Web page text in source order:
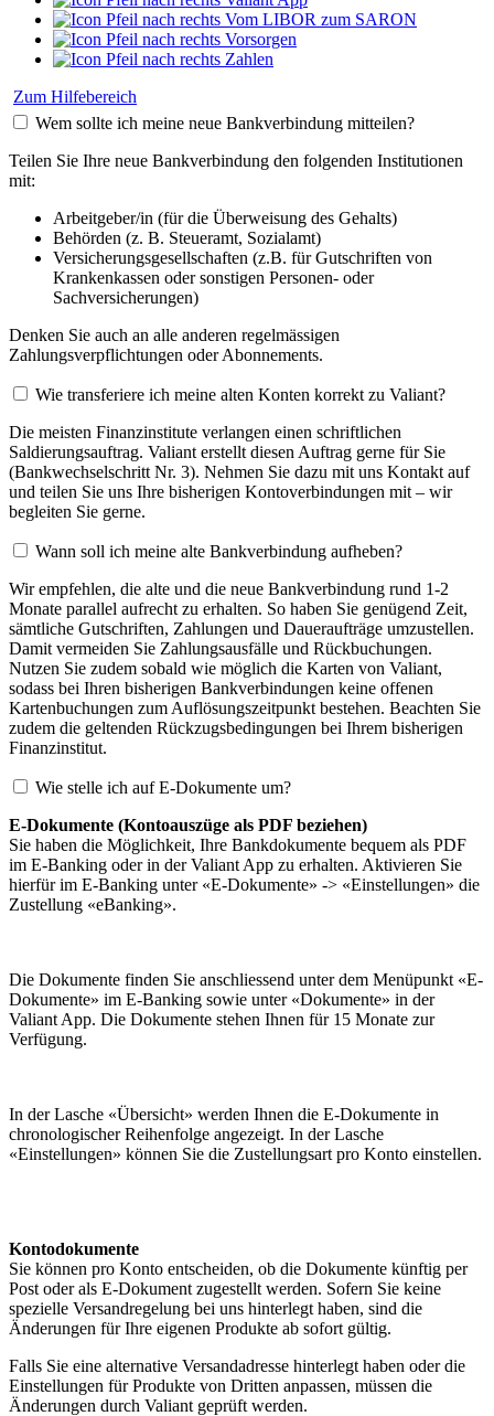
Vom LIBOR zum SARON
Vorsorgen
Zahlen
Zum Hilfebereich
Wem sollte ich meine neue Bankverbindung mitteilen?
Teilen Sie Ihre neue Bankverbindung den folgenden Institutionen
mit:
Arbeitgeber/in (für die Überweisung des Gehalts)
Behörden (z. B. Steueramt, Sozialamt)
Versicherungsgesellschaften (z.B. für Gutschriften von
Krankenkassen oder sonstigen Personen- oder
Sachversicherungen)
Denken Sie auch an alle anderen regelmässigen
Zahlungsverpflichtungen oder Abonnements.
Wie transferiere ich meine alten Konten korrekt zu Valiant?
Die meisten Finanzinstitute verlangen einen schriftlichen
Saldierungsauftrag. Valiant erstellt diesen Auftrag gerne für Sie
(Bankwechselschritt Nr. 3). Nehmen Sie dazu mit uns Kontakt auf
und teilen Sie uns Ihre bisherigen Kontoverbindungen mit – wir
begleiten Sie gerne.
Wann soll ich meine alte Bankverbindung aufheben?
Wir empfehlen, die alte und die neue Bankverbindung rund 1-2
Monate parallel aufrecht zu erhalten. So haben Sie genügend Zeit,
sämtliche Gutschriften, Zahlungen und Daueraufträge umzustellen.
Damit vermeiden Sie Zahlungsausfälle und Rückbuchungen.
Nutzen Sie zudem sobald wie möglich die Karten von Valiant,
sodass bei Ihren bisherigen Bankverbindungen keine offenen
Kartenbuchungen zum Auflösungszeitpunkt bestehen. Beachten Sie
zudem die geltenden Rückzugsbedingungen bei Ihrem bisherigen
Finanzinstitut.
Wie stelle ich auf E-Dokumente um?
E-Dokumente (Kontoauszüge als PDF beziehen)
Sie haben die Möglichkeit, Ihre Bankdokumente bequem als PDF
im E-Banking oder in der Valiant App zu erhalten. Aktivieren Sie
hierfür im E-Banking unter «E-Dokumente» -> «Einstellungen» die
Zustellung «eBanking».
Die Dokumente finden Sie anschliessend unter dem Menüpunkt «E-
Dokumente» im E-Banking sowie unter «Dokumente» in der
Valiant App. Die Dokumente stehen Ihnen für 15 Monate zur
Verfügung.
In der Lasche «Übersicht» werden Ihnen die E-Dokumente in
chronologischer Reihenfolge angezeigt. In der Lasche
«Einstellungen» können Sie die Zustellungsart pro Konto einstellen.
Kontodokumente
Sie können pro Konto entscheiden, ob die Dokumente künftig per
Post oder als E-Dokument zugestellt werden. Sofern Sie keine
spezielle Versandregelung bei uns hinterlegt haben, sind die
Änderungen für Ihre eigenen Produkte ab sofort gültig.
Falls Sie eine alternative Versandadresse hinterlegt haben oder die
Einstellungen für Produkte von Dritten anpassen, müssen die
Änderungen durch Valiant geprüft werden.